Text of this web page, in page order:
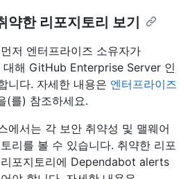
약한 리포지토리 보기
저 엔터프라이즈 소유자가
해 GitHub Enterprise Server 인
니다. 자세한 내용은 엔터프라이즈
(를) 참조하세요.
에서는 각 보안 취약성 및 맬웨어
리를 볼 수 있습니다. 취약한 리포
포지토리에 Dependabot alerts